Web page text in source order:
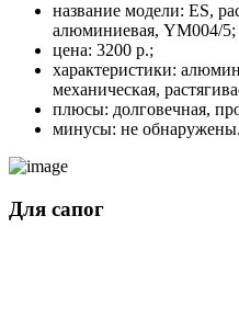
название модели: ES,
алюминиевая, YM004/5;
цена: 3200 р.;
характеристики:
механическая,
плюсы: долговечная,
минусы: не обнаружены.
Для сапог